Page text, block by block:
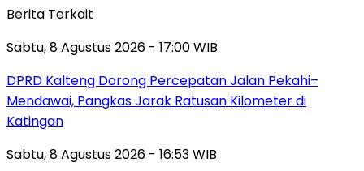
Berita Terkait
Sabtu, 8 Agustus 2026 - 17:00 WIB
DPRD Kalteng Dorong Percepatan Jalan Pekahi–
Mendawai, Pangkas Jarak Ratusan Kilometer di
Katingan
Sabtu, 8 Agustus 2026 - 16:53 WIB